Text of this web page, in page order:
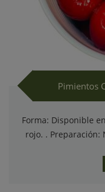
Pimientos
Forma: Disponible
rojo. . Preparación: